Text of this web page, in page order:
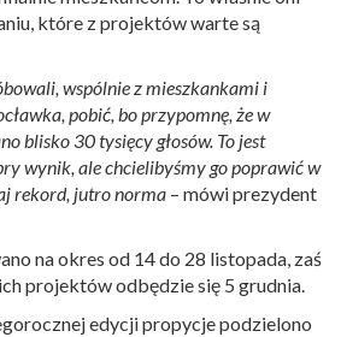
które z projektów warte są
wspólnie z mieszkankami i
pobić, bo przypomnę, że w
blisko 30 tysięcy głosów. To jest
wynik, ale chcielibyśmy go poprawić w
rekord, jutro norma – mówi prezydent
na okres od 14 do 28 listopada, zaś
projektów odbędzie się 5 grudnia.
edycji propycje podzielono